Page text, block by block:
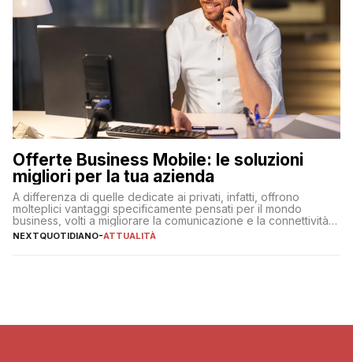
Offerte Business Mobile: le soluzioni
migliori per la tua azienda
A differenza di quelle dedicate ai privati, infatti, offrono
molteplici vantaggi specificamente pensati per il mondo
business, volti a migliorare la comunicazione e la connettività
degli utenti
NEXTQUOTIDIANO-ATTUALITÀ